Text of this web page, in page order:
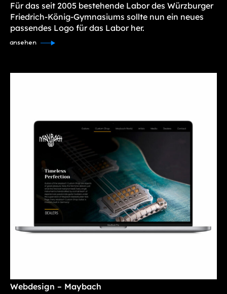
Für das seit 2005 bestehende Labor des Würzburger
Friedrich-König-Gymnasiums sollte nun ein neues
passendes Logo für das Labor her.
ansehen
Webdesign – Maybach